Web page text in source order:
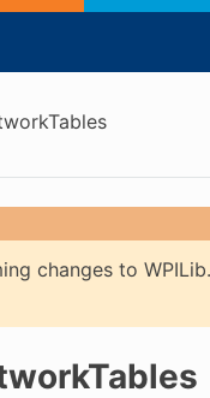
changes to